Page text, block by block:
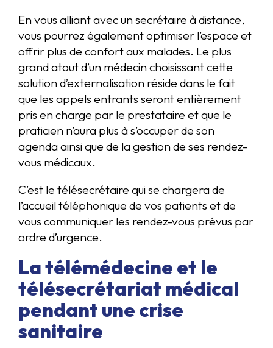
En vous alliant avec un secrétaire à distance,
vous pourrez également optimiser l’espace et
offrir plus de confort aux malades. Le plus
grand atout d’un médecin choisissant cette
solution d’externalisation réside dans le fait
que les appels entrants seront entièrement
pris en charge par le prestataire et que le
praticien n’aura plus à s’occuper de son
agenda ainsi que de la gestion de ses rendez-
vous médicaux.
C’est le télésecrétaire qui se chargera de
l’accueil téléphonique de vos patients et de
vous communiquer les rendez-vous prévus par
ordre d’urgence.
La télémédecine et le
télésecrétariat médical
pendant une crise
sanitaire